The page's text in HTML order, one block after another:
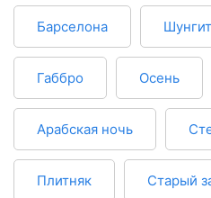
Барселона Шунгит
Габбро Осень
Арабская ночь
Плитняк Старый